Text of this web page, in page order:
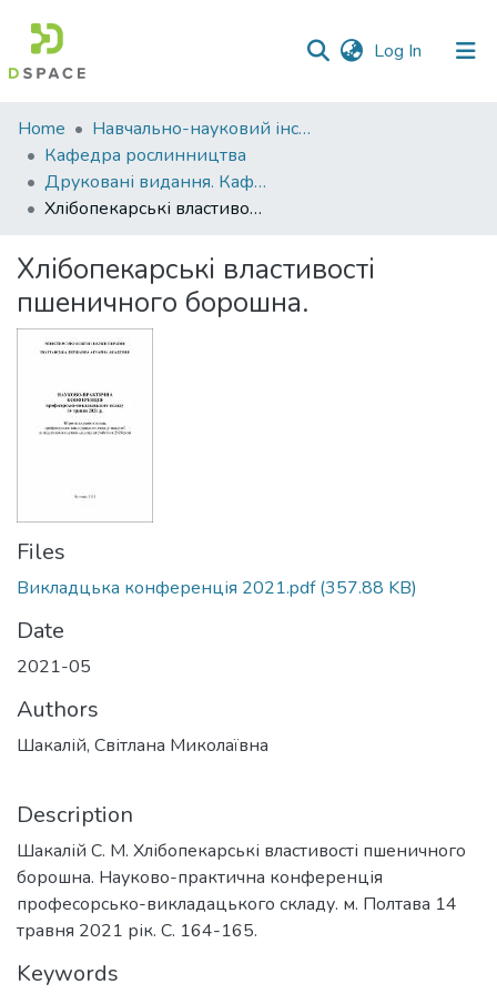
Log In (current)
Communities
&
Collections
Statistics
Home
Навчально-науковий інститут агротехнологій, селекції та екології
Кафедра рослинництва
Друковані видання. Кафедра рослинництва
Хлібопекарські властивості пшеничного борошна.
Хлібопекарські властивості
пшеничного борошна.
Files
Викладцька конференція 2021.pdf(357.88 KB)
Date
2021-05
Authors
Шакалій, Світлана Миколаївна
Description
Шакалій С. М. Хлібопекарські властивості пшеничного
борошна. Науково-практична конференція
професорсько-викладацького складу. м. Полтава 14
травня 2021 рік. С. 164-165.
Keywords